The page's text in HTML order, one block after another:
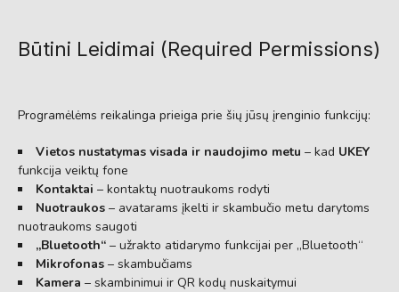
Būtini Leidimai (Required Permissions)
Programėlėms reikalinga prieiga prie šių jūsų įrenginio funkcijų:
Vietos nustatymas visada ir naudojimo metu – kad UKEY
funkcija veiktų fone
Kontaktai – kontaktų nuotraukoms rodyti
Nuotraukos – avatarams įkelti ir skambučio metu darytoms
nuotraukoms saugoti
„Bluetooth“ – užrakto atidarymo funkcijai per „Bluetooth“
Mikrofonas – skambučiams
Kamera – skambinimui ir QR kodų nuskaitymui